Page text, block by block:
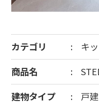
カテゴリ
キ
商品名
建物タイプ
戸